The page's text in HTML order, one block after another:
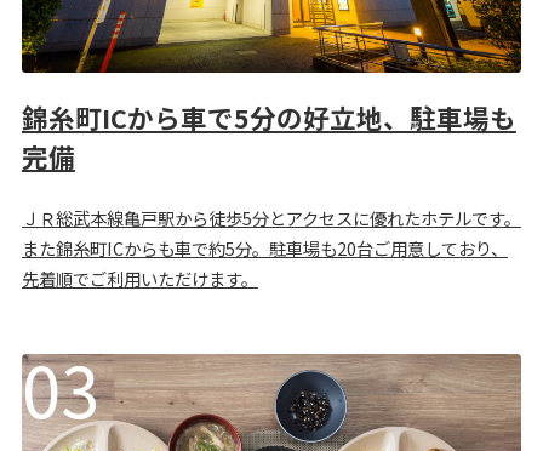
錦糸町ICから車で5分の好立地、駐車場も
完備
ＪＲ総武本線亀戸駅から徒歩5分とアクセスに優れたホテルです。
また錦糸町ICからも車で約5分。駐車場も20台ご用意しており、
先着順でご利用いただけます。